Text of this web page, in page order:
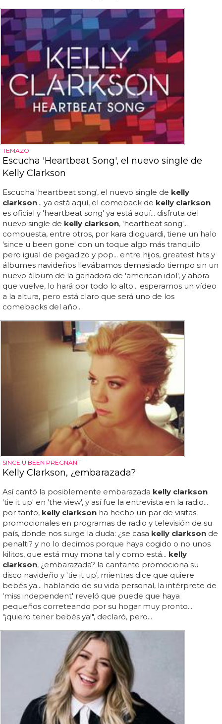
TEMAZO
Escucha 'Heartbeat Song', el nuevo single de
Kelly Clarkson
Escucha 'heartbeat song', el nuevo single de kelly
clarkson... ya está aquí, el comeback de kelly clarkson
es oficial y 'heartbeat song' ya está aquí... disfruta del
nuevo single de kelly clarkson, 'heartbeat song'...
compuesta, entre otros, por kara dioguardi, tiene un halo
'since u been gone' con un toque algo más tranquilo
pero igual de pegadizo y pop... entre hijos, greatest hits y
álbumes navideños llevábamos demasiado tiempo sin un
nuevo álbum de la ganadora de 'american idol', y ahora
que vuelve, lo hará por todo lo alto... esperamos un vídeo
a la altura, pero está claro que será uno de los
comebacks del año...
SINCE U BEEN PREGNANT
Kelly Clarkson, ¿embarazada?
Así cantó la posiblemente embarazada kelly clarkson
'tie it up' en 'the view', y así fue la entrevista en la radio...
por tanto, kelly clarkson ha hecho un par de visitas
promocionales en programas de radio y televisión de su
país, donde nos surge la duda: ¿se casa kelly clarkson de
penalti? y no lo decimos porque haya cogido o no unos
kilitos, que está muy mona tal y como está... kelly
clarkson, ¿embarazada? la cantante promociona su
disco navideño y 'tie it up', mientras dice que quiere
bebés ya... hablando de su vida personal, la intérprete de
'miss independent' reveló que puede que haya
pequeños correteando por su hogar muy pronto...
"¡quiero tener bebés ya!", declaró, pero...